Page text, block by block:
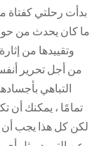
بدأت رحلتي
ما كان يحدث من
وتقييدها من
من أجل تحرير
التباهي
تمامًا ، يمكنك
لكن كل هذا يجب أن